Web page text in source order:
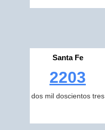
Santa Fe
2203
dos mil doscientos tres